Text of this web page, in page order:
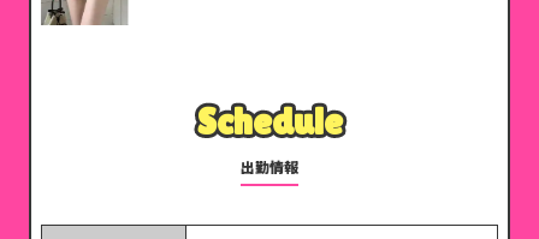
Schedule
Schedule
出勤情報